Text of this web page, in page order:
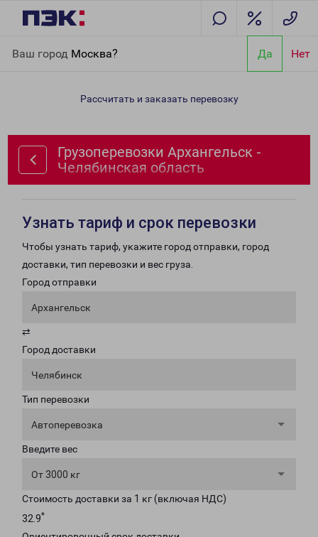
Ваш город Москва? Да Нет
Челябинская область
Рассчитать и заказать перевозку
Грузоперевозки Архангельск -
Челябинская область
Узнать тариф и срок перевозки
Чтобы узнать тариф, укажите город отправки, город
доставки, тип перевозки и вес груза.
Город отправки
Архангельск
⇄
Город доставки
Челябинск
Тип перевозки
Автоперевозка
Введите вес
От 3000 кг
Стоимость доставки за 1 кг (включая НДС)
32.9*